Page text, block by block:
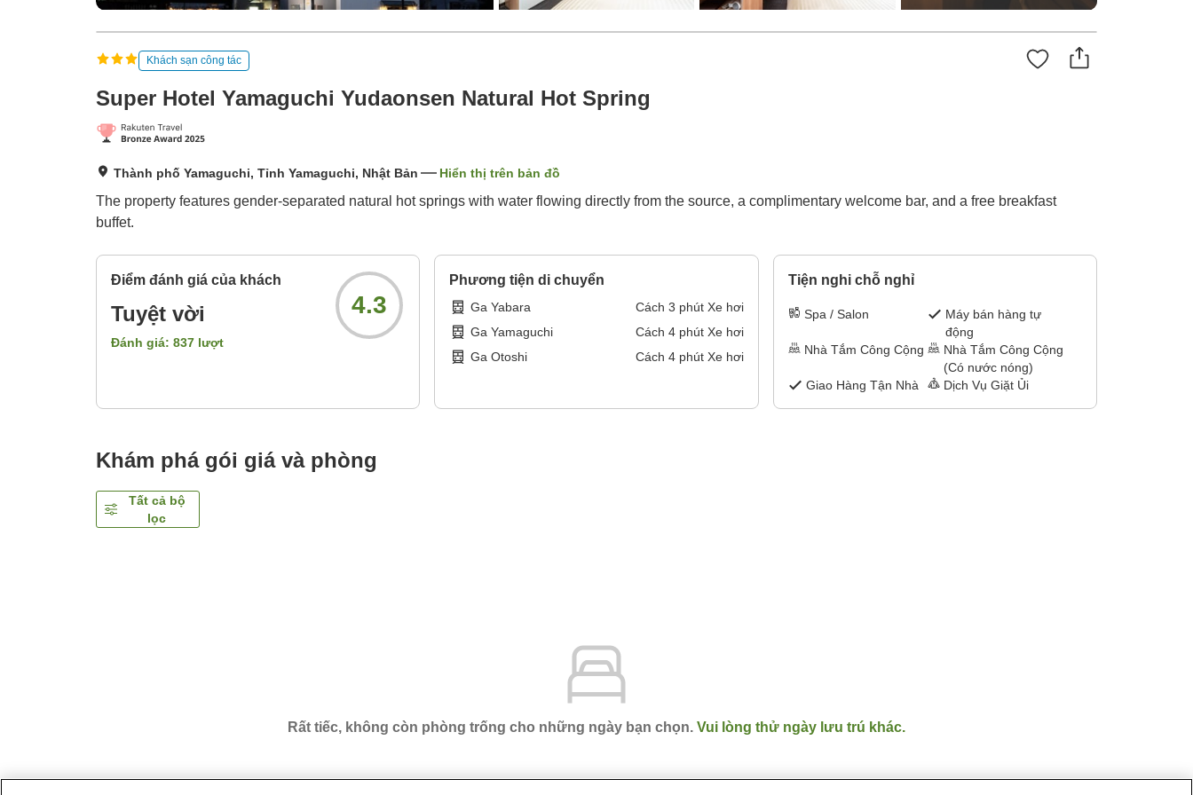
Khách sạn công tác
Super Hotel Yamaguchi Yudaonsen Natural Hot Spring
Thành phố Yamaguchi, Tỉnh Yamaguchi, Nhật Bản Hiển thị trên bản đồ
The property features gender-separated natural hot springs with water flowing directly from the source, a complimentary welcome bar, and a free breakfast
buffet.
Điểm đánh giá của khách
Tuyệt vời
Đánh giá: 837 lượt
4.3
Phương tiện di chuyển
Ga Yabara Cách 3 phút Xe hơi
Ga Yamaguchi
Cách 4phút Xe hơi
Ga Otoshi
Cách 4phút Xe hơi
Tiện nghi chỗ nghỉ
Spa / Salon
Máy bán hàng tự
động
Nhà Tắm Công Cộng
Nhà Tắm Công Cộng
(Có nước nóng)
Giao Hàng Tận Nhà
Dịch Vụ Giặt Ủi
Khám phá gói giá và phòng
Tất cả bộ
lọc
Rất tiếc, không còn phòng trống cho những ngày bạn chọn. Vui lòng thử ngày lưu trú khác.